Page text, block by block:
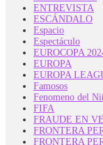
ENTREVISTA
ESCÁNDALO
Espacio
Espectáculo
EUROCOPA
EUROPA
EUROPA
Famosos
Fenomeno del
FIFA
FRAUDE EN
FRONTERA
FRONTERA